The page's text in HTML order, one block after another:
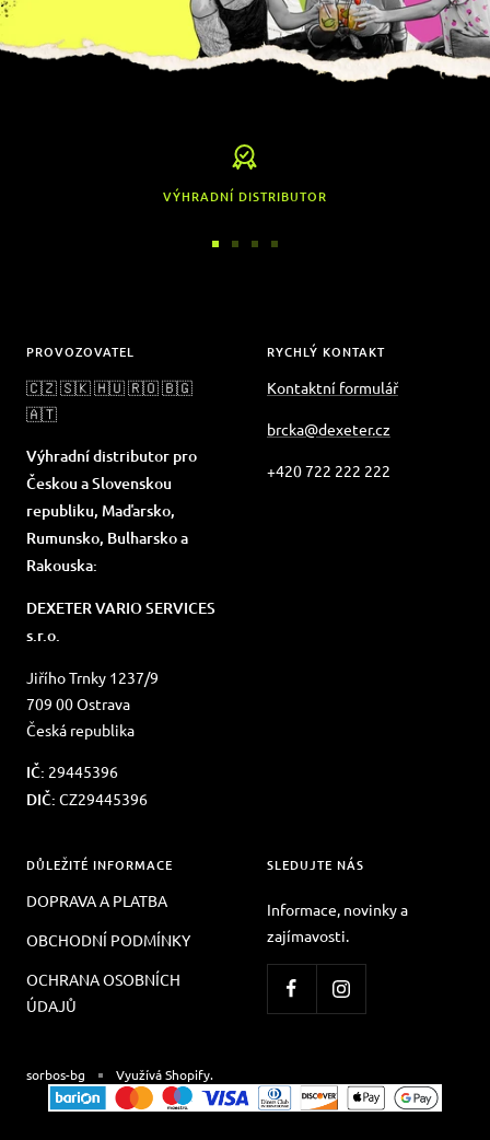
VÝHRADNÍ DISTRIBUTOR
PROVOZOVATEL
🇨🇿 🇸🇰 🇭🇺 🇷🇴 🇧🇬
🇦🇹
Výhradní distributor pro
Českou a Slovenskou
republiku, Maďarsko,
Rumunsko, Bulharsko a
Rakouska:
DEXETER VARIO SERVICES
s.r.o.
Jiřího Trnky 1237/9
709 00 Ostrava
Česká republika
IČ: 29445396
DIČ: CZ29445396
RYCHLÝ KONTAKT
Kontaktní formulář
brcka@dexeter.cz
+420 722 222 222
DŮLEŽITÉ INFORMACE
DOPRAVA A PLATBA
OBCHODNÍ PODMÍNKY
OCHRANA OSOBNÍCH
ÚDAJŮ
SLEDUJTE NÁS
Informace, novinky a
zajímavosti.
sorbos-bg Využívá Shopify.